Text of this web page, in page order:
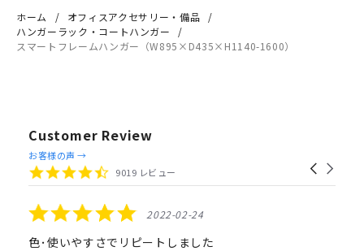
ホーム
オフィスアクセサリー・備品
ハンガーラック・コートハンガー
スマートフレームハンガー（W895×D435×H1140-1600）
Customer Review
Reviews
carousel
Carousel
arrows
4.4
star
9019 レビュー
お客様の声 →
5.0
star
rating
2022-02-24
色･使いやすさでリピートしました